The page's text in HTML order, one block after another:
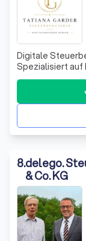
Digitale
Spezialisiert auf
und technische
8.delego.
& Co. KG